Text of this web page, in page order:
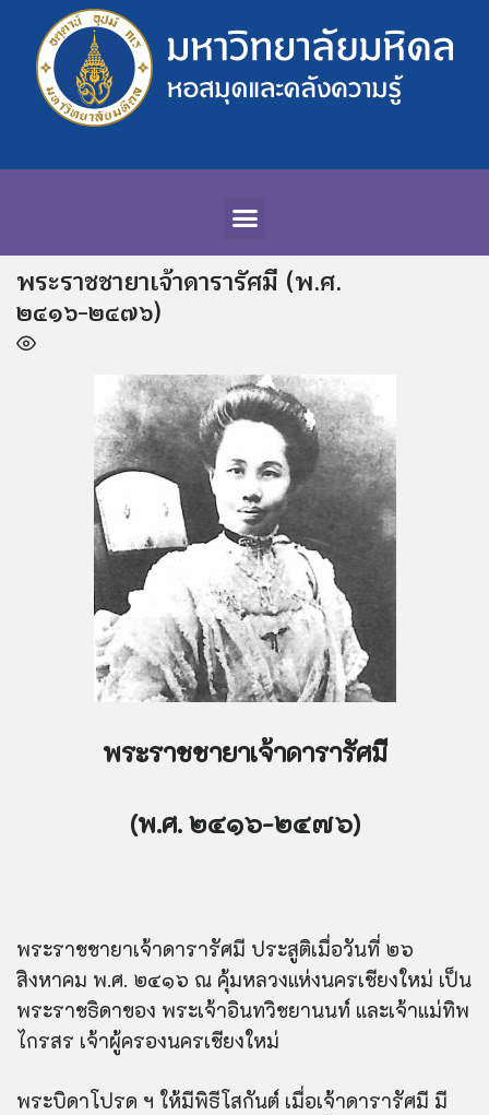
พระราชชายาเจ้าดารารัศมี (พ.ศ.
๒๔๑๖-๒๔๗๖)
พระราชชายาเจ้าดารารัศมี
(พ.ศ. ๒๔๑๖-๒๔๗๖)
พระราชชายาเจ้าดารารัศมี ประสูติเมื่อวันที่ ๒๖
สิงหาคม พ.ศ. ๒๔๑๖ ณ คุ้มหลวงแห่งนครเชียงใหม่ เป็น
พระราชธิดาของ พระเจ้าอินทวิชยานนท์ และเจ้าแม่ทิพ
ไกรสร เจ้าผู้ครองนครเชียงใหม่
พระบิดาโปรด ฯ ให้มีพิธีโสกันต์ เมื่อเจ้าดารารัศมี มี